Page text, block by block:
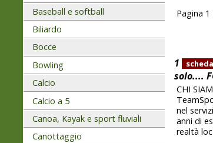
Baseball e softball
Biliardo
Bocce
Bowling
Calcio
Calcio a 5
Canoa, Kayak e sport fluviali
Canottaggio
Pagina 1
1 scheda
solo....
CHI
nel
anni di
realtà